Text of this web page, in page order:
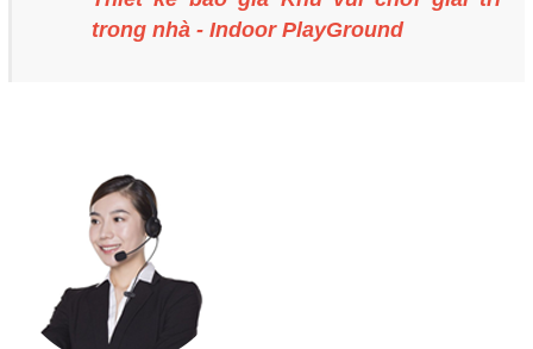
trong nhà - Indoor PlayGround